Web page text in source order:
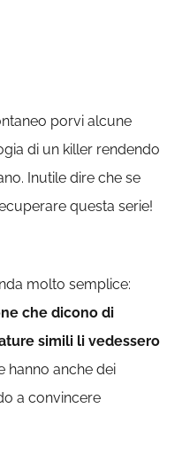
porvi alcune
di un killer rendendo
Inutile dire che se
questa serie!
molto semplice:
che dicono di
simili li vedessero
hanno anche dei
a convincere